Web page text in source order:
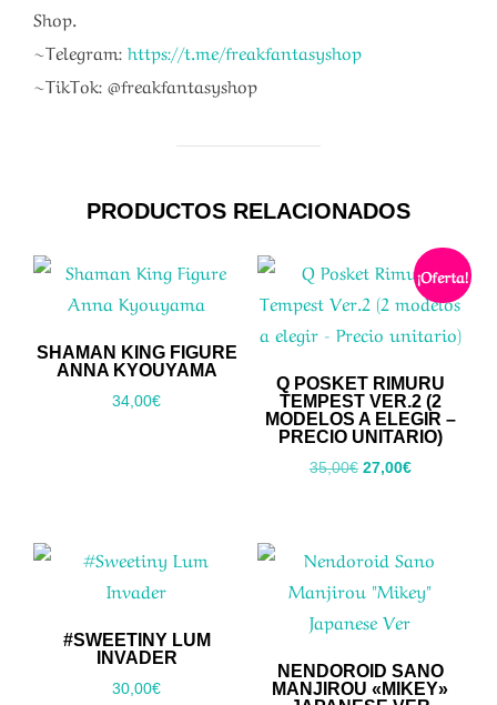
Shop.
~Telegram: https://t.me/freakfantasyshop
~TikTok: @freakfantasyshop
PRODUCTOS RELACIONADOS
SHAMAN KING FIGURE
ANNA KYOUYAMA
34,00€
¡Oferta!
Q POSKET RIMURU
TEMPEST VER.2 (2
MODELOS A ELEGIR –
PRECIO UNITARIO)
35,00€ El
35,00€.
27,00€El
27,00€.
#SWEETINY LUM
INVADER
30,00€
NENDOROID SANO
MANJIROU «MIKEY»